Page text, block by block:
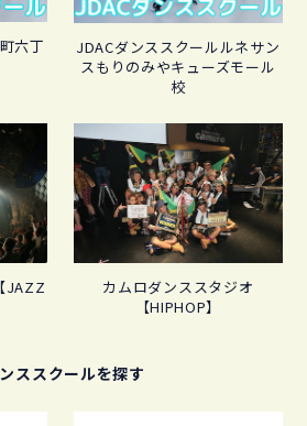
六丁
JDACダンススクールルネサン
スもりのみやキューズモール
校
JAZZ
カムロダンススタジオ
【HIPHOP】
ススクールを探す